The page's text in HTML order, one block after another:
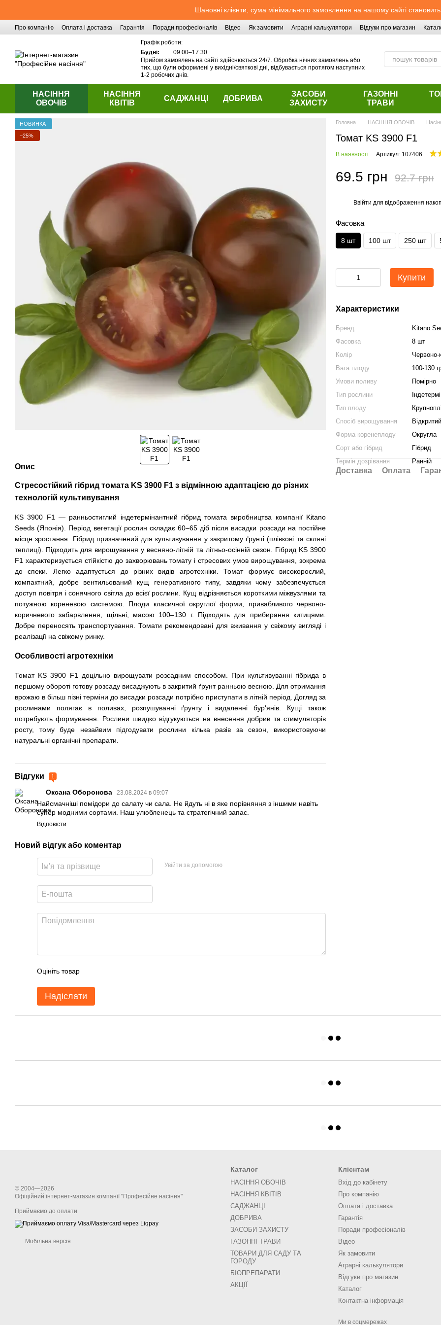
Шановні клієнти, сума мінімального замовлення на нашому сайті
Про компанію Оплата і доставка Гарантія Поради професіоналів Відео Як замовити Аграрні калькулятори Відгуки про магазин
Графік роботи:
Будні:
09:00–17:30
Прийом замовлень на сайті здійснюється 24/7. Обробка нічних замовлень або
тих, що були оформлені у вихідні/святкові дні, відбувається протягом наступних
1-2 робочих днів.
НАСІННЯ
ОВОЧІВ
НАСІННЯ
КВІТІВ
САДЖАНЦІ ДОБРИВА
ЗАСОБИ
ЗАХИСТУ
ГАЗОННІ
ТРАВИ
НОВИНКА
−25%
Опис
Стресостійкий гібрид томата KS 3900 F1 з відмінною адаптацією до різних
технологій культивування
KS 3900 F1 — ранньостиглий індетермінантний гібрид томата виробництва компанії Kitano
Seeds (Японія). Період вегетації рослин складає 60–65 діб після висадки розсади на постійне
місце зростання. Гібрид призначений для культивування у закритому ґрунті (плівкові та скляні
теплиці). Підходить для вирощування у весняно-літній та літньо-осінній сезон. Гібрид KS 3900
F1 характеризується стійкістю до захворювань томату і стресових умов вирощування, зокрема
до спеки. Легко адаптується до різних видів агротехніки. Томат формує високорослий,
компактний, добре вентильований кущ генеративного типу, завдяки чому забезпечується
доступ повітря і сонячного світла до всієї рослини. Кущ відрізняється короткими міжвузлями та
потужною кореневою системою. Плоди класичної округлої форми, привабливого червоно-
коричневого забарвлення, щільні, масою 100–130 г. Підходять для прибирання китицями.
Добре переносять транспортування. Томати рекомендовані для вживання у свіжому вигляді і
реалізації на свіжому ринку.
Особливості агротехніки
Томат KS 3900 F1 доцільно вирощувати розсадним способом. При культивуванні гібрида в
першому обороті готову розсаду висаджують в закритий ґрунт ранньою весною. Для отримання
врожаю в більш пізні терміни до висадки розсади потрібно приступати в літній період. Догляд за
рослинами полягає в поливах, розпушуванні ґрунту і видаленні бур'янів. Кущі також
потребують формування. Рослини швидко відгукуються на внесення добрив та стимуляторів
росту, тому буде незайвим підгодувати рослини кілька разів за сезон, використовуючи
натуральні органічні препарати.
Відгуки 1
Оксана Оборонова 23.08.2024 в 09:07
Найсмачніші помідори до салату чи сала. Не йдуть ні в яке порівняння з іншими навіть
супер модними сортами. Наш улюбленець та стратегічний запас.
Відповісти
Новий відгук або коментар
Увійти за допомогою
Оцініть товар
Надіслати
Головна НАСІННЯ ОВОЧІВ
Томат KS 3900 F1
В наявності Артикул: 107406
69.5 грн 92.7 грн
Ввійти для відображення
Фасовка
8 шт 100 шт 250 шт
Купити
Характеристики
Бренд
Kitano
Фасовка
8 шт
Колір
Червоно-
Вага плоду
100-130
Умови поливу
Помірно
Тип рослини
Тип плоду
Спосіб вирощування
Форма коренеплоду
Округла
Сорт або гібрид
Гібрид
Термін дозрівання
Ранній
Доставка Оплата
© 2004—2026
Офіційний інтернет-магазин компанії "Професійне насіння"
Приймаємо до оплати
Мобільна версія
Каталог
НАСІННЯ ОВОЧІВ
НАСІННЯ КВІТІВ
САДЖАНЦІ
ДОБРИВА
ЗАСОБИ ЗАХИСТУ
ГАЗОННІ ТРАВИ
ТОВАРИ ДЛЯ САДУ ТА
ГОРОДУ
БІОПРЕПАРАТИ
АКЦІЇ
Клієнтам
Вхід до кабінету
Про компанію
Оплата і доставка
Гарантія
Поради професіоналів
Відео
Як замовити
Аграрні калькулятори
Відгуки про магазин
Каталог
Контактна інформація
Ми в соцмережах